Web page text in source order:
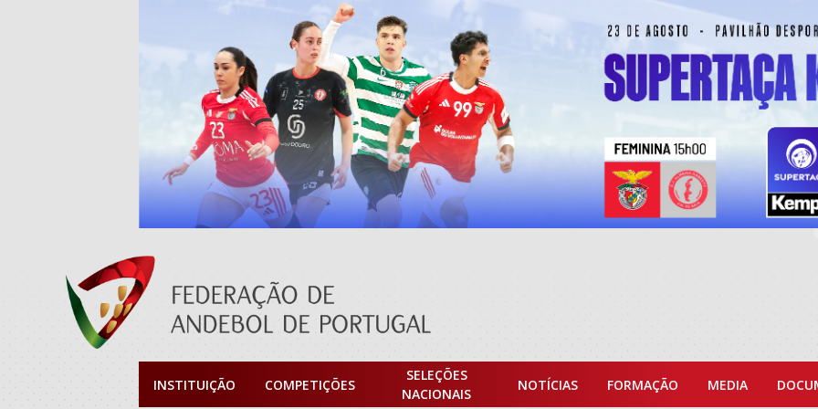
INSTITUIÇÃO COMPETIÇÕES
SELEÇÕES
NACIONAIS
NOTÍCIAS FORMAÇÃO MEDIA